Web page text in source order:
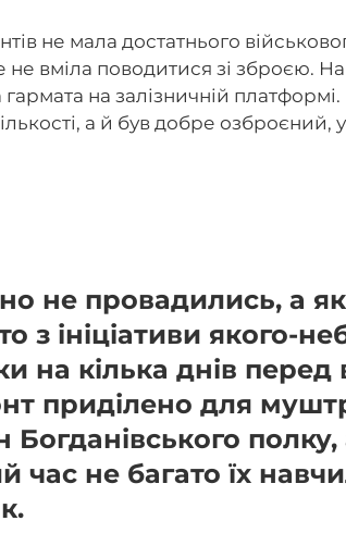
не мала достатнього
вміла поводитися зі зброєю.
гармата на залізничній
а й був добре озброєний, у
не провадились, а як
з ініціативи якого-
на кілька днів перед
приділено для
полку,
час не багато їх